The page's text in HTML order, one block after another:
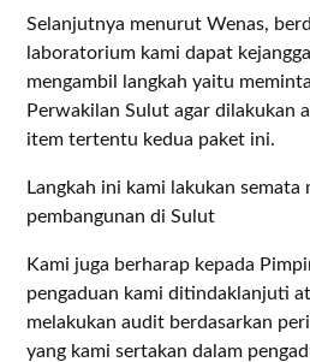
Selanjutnya menurut Wenas,
laboratorium kami dapat
mengambil langkah yaitu
Perwakilan Sulut agar dilakukan
item tertentu kedua paket ini.
Langkah ini kami lakukan semata
pembangunan di Sulut
Kami juga berharap kepada
pengaduan kami ditindaklanjuti
melakukan audit berdasarkan
yang kami sertakan dalam